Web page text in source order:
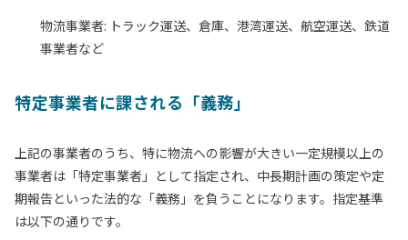
物流事業者: トラック運送、倉庫、港湾運送、航空運送、鉄道
事業者など
特定事業者に課される「義務」
上記の事業者のうち、特に物流への影響が大きい一定規模以上の
事業者は「特定事業者」として指定され、中長期計画の策定や定
期報告といった法的な「義務」を負うことになります。指定基準
は以下の通りです。